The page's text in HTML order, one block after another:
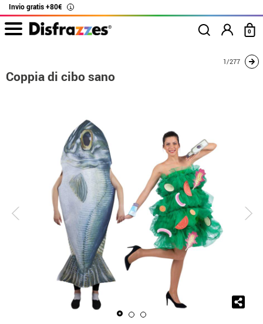
Invio gratis +80€ i
0
1/277
Coppia di cibo sano